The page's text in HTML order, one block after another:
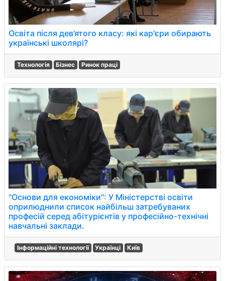
Освіта після дев’ятого класу: які кар'єри обирають
українські школярі?
Технологія Бізнес Ринок праці
"Основи для економіки": У Міністерстві освіти
оприлюднили список найбільш затребуваних
професій серед абітурієнтів у професійно-технічні
навчальні заклади.
Інформаційні технології Українці Київ